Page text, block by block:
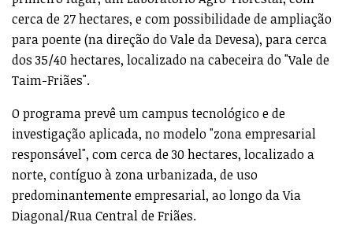
cerca de 27 hectares, e com possibilidade de ampliação
para poente (na direção do Vale da Devesa), para cerca
dos 35/40 hectares, localizado na cabeceira do "Vale de
Taim-Friães".
O programa prevê um campus tecnológico e de
investigação aplicada, no modelo "zona empresarial
responsável", com cerca de 30 hectares, localizado a
norte, contíguo à zona urbanizada, de uso
predominantemente empresarial, ao longo da Via
Diagonal/Rua Central de Friães.